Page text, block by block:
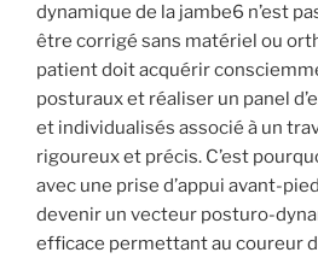
dynamique de la jambe6 n’est
être corrigé sans matériel ou
patient doit acquérir
posturaux et réaliser un panel
et individualisés associé à un
rigoureux et précis. C’est
avec une prise d’appui avant-
devenir un vecteur posturo-
efficace permettant au coureur